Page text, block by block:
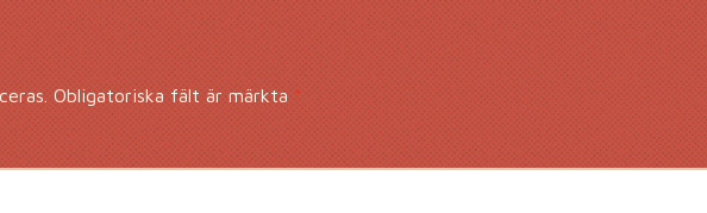
Obligatoriska fält är märkta*